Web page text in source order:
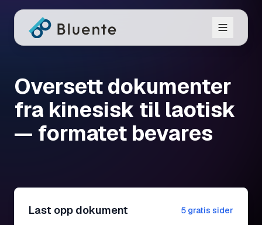
Oversett dokumenter
fra kinesisk til laotisk
— formatet bevares
Last opp dokument 5 gratis sider